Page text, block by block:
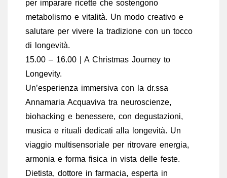
per imparare ricette che sostengono
metabolismo e vitalità. Un modo creativo e
salutare per vivere la tradizione con un tocco
di longevità.
15.00 – 16.00 | A Christmas Journey to
Longevity.
Un’esperienza immersiva con la dr.ssa
Annamaria Acquaviva tra neuroscienze,
biohacking e benessere, con degustazioni,
musica e rituali dedicati alla longevità. Un
viaggio multisensoriale per ritrovare energia,
armonia e forma fisica in vista delle feste.
Dietista, dottore in farmacia, esperta in